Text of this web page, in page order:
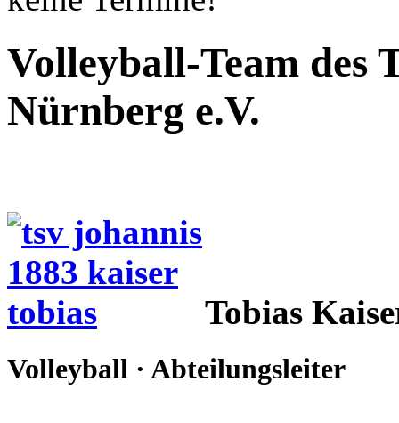
Volleyball-Team des
Nürnberg e.V.
Tobias
Volleyball · Abteilungsleiter